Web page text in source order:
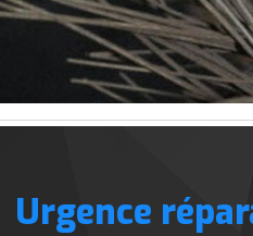
Urgence